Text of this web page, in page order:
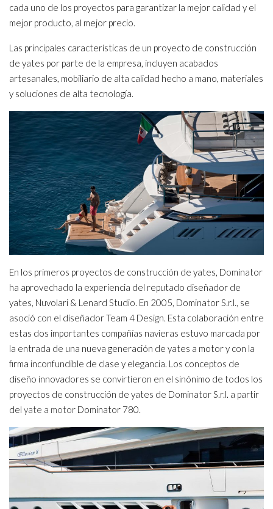
cada uno de los proyectos para garantizar la mejor calidad y el
mejor producto, al mejor precio.
Las principales características de un proyecto de construcción
de yates por parte de la empresa, incluyen acabados
artesanales, mobiliario de alta calidad hecho a mano, materiales
y soluciones de alta tecnología.
En los primeros proyectos de construcción de yates, Dominator
ha aprovechado la experiencia del reputado diseñador de
yates, Nuvolari & Lenard Studio. En 2005, Dominator S.r.l., se
asoció con el diseñador Team 4 Design. Esta colaboración entre
estas dos importantes compañías navieras estuvo marcada por
la entrada de una nueva generación de yates a motor y con la
firma inconfundible de clase y elegancia. Los conceptos de
diseño innovadores se convirtieron en el sinónimo de todos los
proyectos de construcción de yates de Dominator S.r.l. a partir
del yate a motor Dominator 780.